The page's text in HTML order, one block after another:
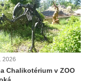
2026
Chalikotérium v ZOO